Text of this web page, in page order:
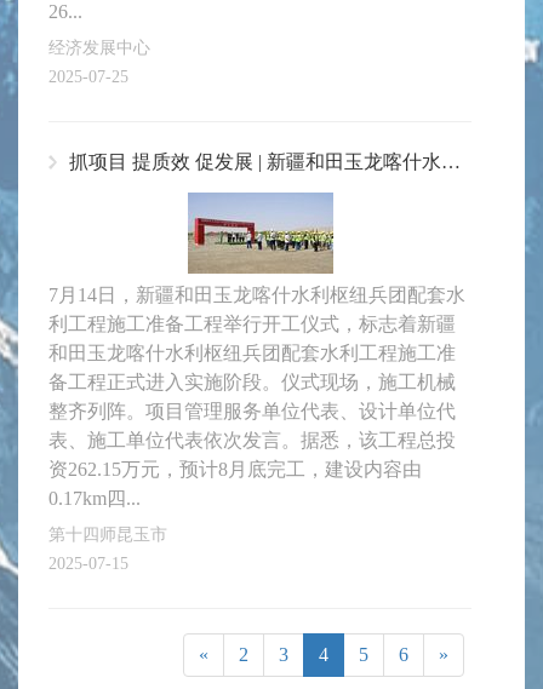
26...
经济发展中心
2025-07-25
抓项目 提质效 促发展 | 新疆和田玉龙喀什水利枢纽兵团配套水利工程施工准备工程开工仪式顺利举行
7月14日，新疆和田玉龙喀什水利枢纽兵团配套水
利工程施工准备工程举行开工仪式，标志着新疆
和田玉龙喀什水利枢纽兵团配套水利工程施工准
备工程正式进入实施阶段。仪式现场，施工机械
整齐列阵。项目管理服务单位代表、设计单位代
表、施工单位代表依次发言。据悉，该工程总投
资262.15万元，预计8月底完工，建设内容由
0.17km四...
第十四师昆玉市
2025-07-15
« 2 3 4 5 6 »